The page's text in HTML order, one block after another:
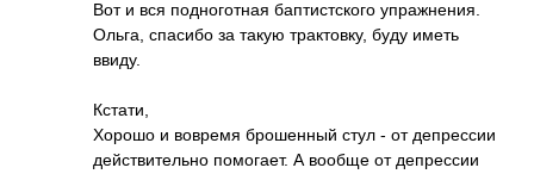
Вот и вся подноготная баптистского упражнения.
Ольга, спасибо за такую трактовку, буду иметь
ввиду.
Кстати,
Хорошо и вовремя брошенный стул - от депрессии
действительно помогает. А вообще от депрессии